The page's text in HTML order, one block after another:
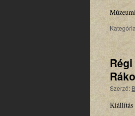
Szerző:
Kiállítás